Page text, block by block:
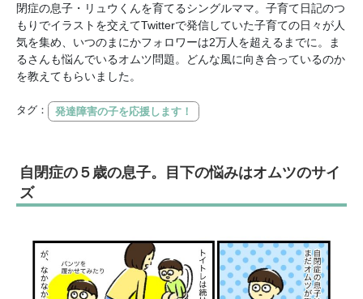
閉症の息子・リュウくんを育てるシングルママ。子育て日記のつ
もりでイラストを交えてTwitterで発信していた子育ての日々が人
気を集め、いつのまにかフォロワーは2万人を超えるまでに。ま
るさんも悩んでいるオムツ問題。どんな風に向き合っているのか
を教えてもらいました。
タグ： 発達障害の子を応援します！
自閉症の５歳の息子。目下の悩みはオムツのサイ
ズ